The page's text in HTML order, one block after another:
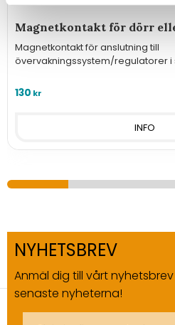
Magnetkontakt för dörr
Magnetkontakt för anslutning till
övervakningssystem/regulatorer i
130 kr
INFO
NYHETSBREV
Anmäl dig till vårt
senaste nyheterna!